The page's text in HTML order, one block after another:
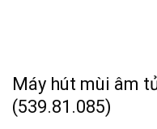
Máy hút mùi âm
(539.81.085)